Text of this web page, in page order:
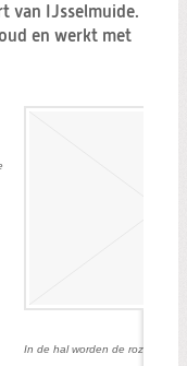
van IJsselmuide.
en werkt met
In de hal worden de rozen